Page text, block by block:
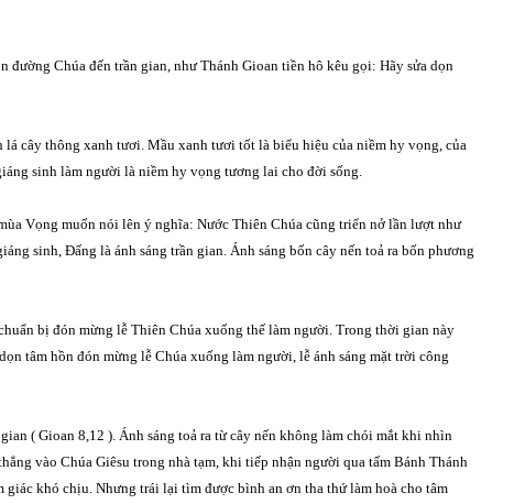
Chúa đến trần gian, như Thánh Gioan tiền hô kêu gọi: Hãy sửa dọn
lá cây thông xanh tươi. Mầu xanh tươi tốt là biểu hiệu của niềm hy vọng, của
sinh làm người là niềm hy vọng tương lai cho đời sống.
Vọng muốn nói lên ý nghĩa: Nước Thiên Chúa cũng triển nở lần lượt như
sinh, Đấng là ánh sáng trần gian. Ánh sáng bốn cây nến toả ra bốn phương
bị đón mừng lễ Thiên Chúa xuống thế làm người. Trong thời gian này
tâm hồn đón mừng lễ Chúa xuống làm người, lễ ánh sáng mặt trời công
( Gioan 8,12 ). Ánh sáng toả ra từ cây nến không làm chói mắt khi nhìn
ẳng vào Chúa Giêsu trong nhà tạm, khi tiếp nhận người qua tấm Bánh Thánh
giác khó chịu. Nhưng trái lại tìm được bình an ơn tha thứ làm hoà cho tâm